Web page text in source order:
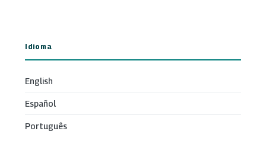
Idioma
English
Español
Português